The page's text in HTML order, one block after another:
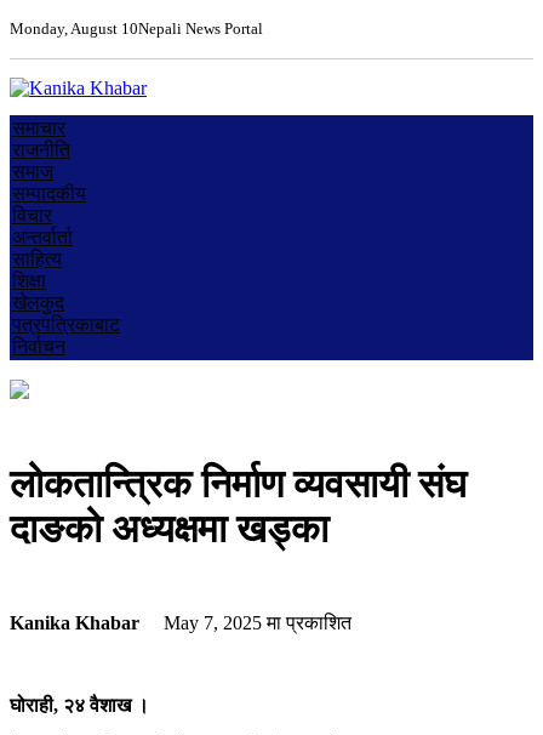
Monday, August 10Nepali News Portal
समाचार
राजनीति
समाज
सम्पादकीय
विचार
अन्तर्वार्ता
साहित्य
शिक्षा
खेलकुद
पत्रपत्रिकाबाट
निर्वाचन
लोकतान्त्रिक निर्माण व्यवसायी संघ
दाङको अध्यक्षमा खड्का
Kanika Khabar May 7, 2025मा प्रकाशित
घोराही, २४ वैशाख ।